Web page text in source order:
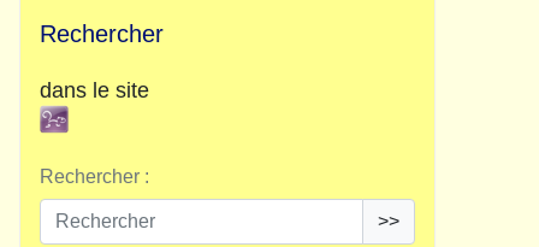
Rechercher
dans le site
Rechercher :
>>